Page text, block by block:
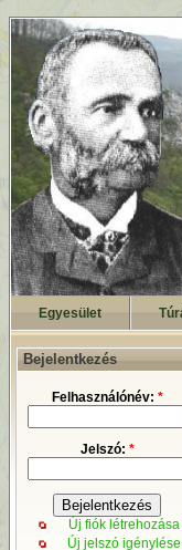
Egyesület
Bejelentkezés
Felhasználónév: *
Jelszó: *
Új fiók létrehozása
Új jelszó igénylése